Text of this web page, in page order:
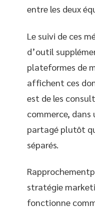
entre les deux
Le suivi de ces
d’outil
plateformes de
affichent ces
est de les
commerce,
partagé plutôt
séparés.
stratégie
fonctionne